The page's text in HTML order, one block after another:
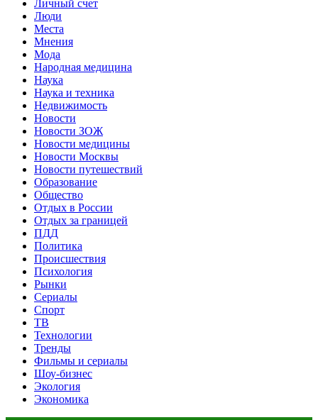
Личный счет
Люди
Места
Мнения
Мода
Народная медицина
Наука
Наука и техника
Недвижимость
Новости
Новости ЗОЖ
Новости медицины
Новости Москвы
Новости путешествий
Образование
Общество
Отдых в России
Отдых за границей
ПДД
Политика
Происшествия
Психология
Рынки
Сериалы
Спорт
ТВ
Технологии
Тренды
Фильмы и сериалы
Шоу-бизнес
Экология
Экономика